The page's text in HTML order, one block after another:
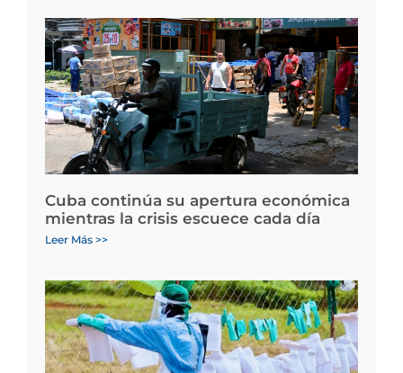
Cuba continúa su apertura económica
mientras la crisis escuece cada día
Leer Más >>